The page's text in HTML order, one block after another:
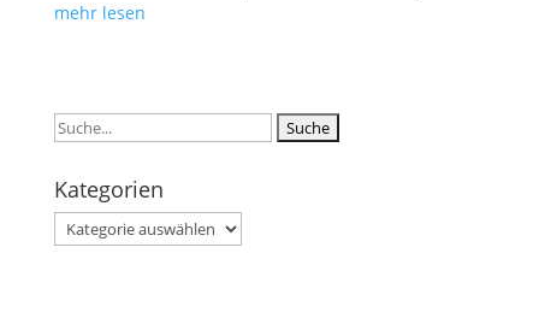
mehr lesen
Suchen
Kategorien
Kategorien